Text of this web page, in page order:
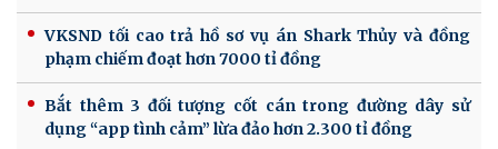
VKSND tối cao trả hồ sơ vụ án Shark Thủy và đồng
phạm chiếm đoạt hơn 7000 tỉ đồng
Bắt thêm 3 đối tượng cốt cán trong đường dây sử
dụng “app tình cảm” lừa đảo hơn 2.300 tỉ đồng